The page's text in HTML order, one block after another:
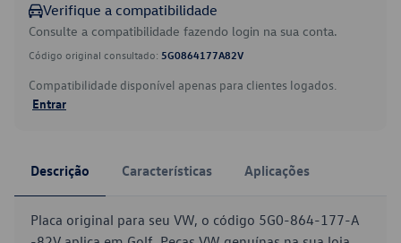
Verifique a compatibilidade
Consulte a compatibilidade fazendo login na sua conta.
Código original consultado: 5G0864177A82V
Compatibilidade disponível apenas para clientes logados.
Entrar
Descrição Características Aplicações
Placa original para seu VW, o código 5G0-864-177-A